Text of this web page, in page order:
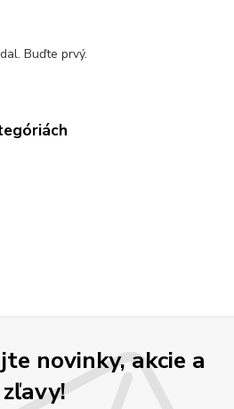
Buďte prvý.
novinky, akcie a
zľavy!